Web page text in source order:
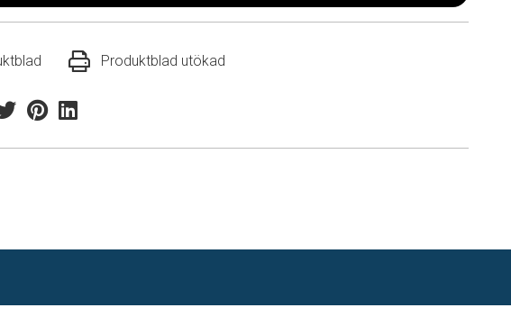
Produktblad utökad
PinterestLinkedin